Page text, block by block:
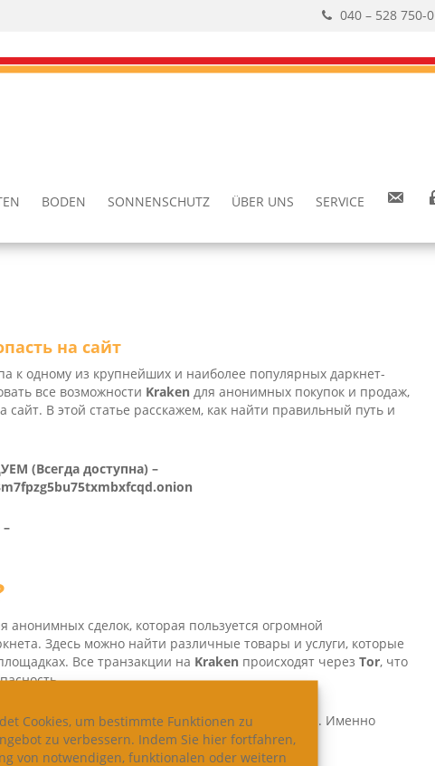
Cookies, um bestimmte Funktionen zu
zu verbessern. Indem Sie hier fortfahren,
von notwendigen, funktionalen oder weitern
040 – 528 750-0
BODEN SON­NEN­SCHUTZ ÜBER UNS SER­VICE
на сайт
к одному из крупнейших и наиболее популярных даркнет-
все возможности Kra­ken для анонимных покупок и продаж,
сайт. В этой статье расскажем, как найти правильный путь и
(Всегда доступна) –
сделок, которая пользуется огромной
Здесь можно найти различные товары и услуги, которые
Все транзакции на Kra­ken происходят через Tor, что
Kra­kenможет быть заблокирован или изменён. Именно
, чтобы не потерять доступ к этому маркетплейсу.